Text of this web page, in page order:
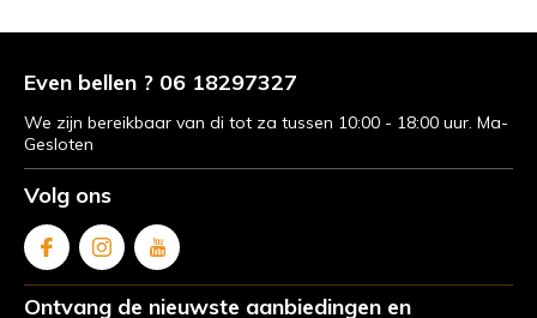
Even bellen ? 06 18297327
We zijn bereikbaar van di tot za tussen 10:00 - 18:00 uur. Ma-
Gesloten
Volg ons
Ontvang de nieuwste aanbiedingen en